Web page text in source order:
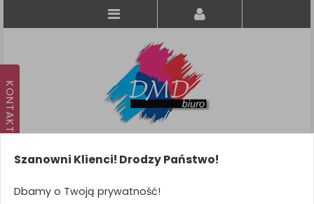
Szanowni Klienci! Drodzy Państwo!
Dbamy o Twoją prywatność!